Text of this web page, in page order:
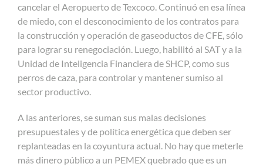
cancelar el Aeropuerto de Texcoco. Continuó en esa línea
de miedo, con el desconocimiento de los contratos para
la construcción y operación de gaseoductos de CFE, sólo
para lograr su renegociación. Luego, habilitó al SAT y a la
Unidad de Inteligencia Financiera de SHCP, como sus
perros de caza, para controlar y mantener sumiso al
sector productivo.
A las anteriores, se suman sus malas decisiones
presupuestales y de política energética que deben ser
replanteadas en la coyuntura actual. No hay que meterle
más dinero público a un PEMEX quebrado que es un